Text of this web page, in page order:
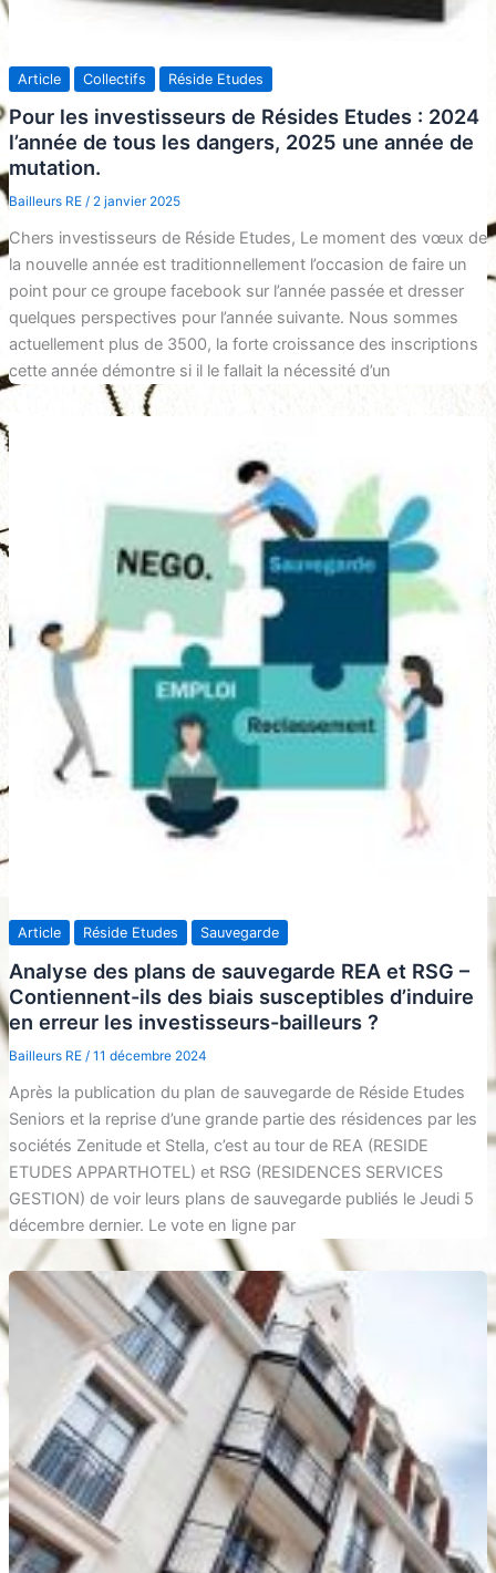
Article Collectifs Réside Etudes
Pour les investisseurs de Résides Etudes : 2024
l’année de tous les dangers, 2025 une année de
mutation.
Bailleurs RE / 2 janvier 2025
Chers investisseurs de Réside Etudes, Le moment des vœux de
la nouvelle année est traditionnellement l’occasion de faire un
point pour ce groupe facebook sur l’année passée et dresser
quelques perspectives pour l’année suivante. Nous sommes
actuellement plus de 3500, la forte croissance des inscriptions
cette année démontre si il le fallait la nécessité d’un
Article Réside Etudes Sauvegarde
Analyse des plans de sauvegarde REA et RSG –
Contiennent-ils des biais susceptibles d’induire
en erreur les investisseurs-bailleurs ?
Bailleurs RE / 11 décembre 2024
Après la publication du plan de sauvegarde de Réside Etudes
Seniors et la reprise d’une grande partie des résidences par les
sociétés Zenitude et Stella, c’est au tour de REA (RESIDE
ETUDES APPARTHOTEL) et RSG (RESIDENCES SERVICES
GESTION) de voir leurs plans de sauvegarde publiés le Jeudi 5
décembre dernier. Le vote en ligne par